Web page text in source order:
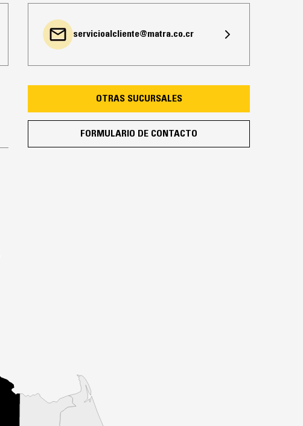
servicioalcliente@matra.co.cr
OTRAS SUCURSALES
FORMULARIO DE CONTACTO